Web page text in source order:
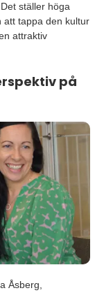
ställer höga
att tappa den kultur
attraktiv
på
Åsberg,